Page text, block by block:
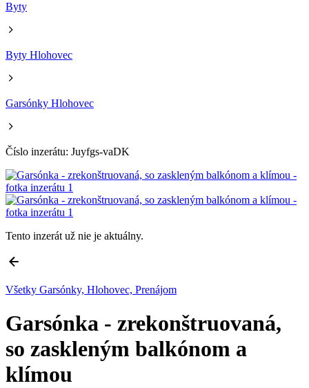
Byty
Byty Hlohovec
Garsónky Hlohovec
Číslo inzerátu: Juyfgs-vaDK
Tento inzerát už nie je aktuálny.
Všetky Garsónky, Hlohovec, Prenájom
Garsónka - zrekonštruovaná,
so zaskleným balkónom a
klímou